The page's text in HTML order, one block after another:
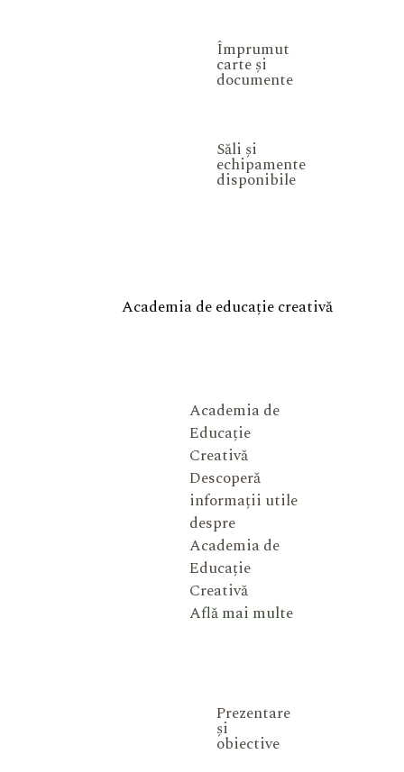
Împrumut
carte și
documente
Săli și
echipamente
disponibile
Academia de educație creativă
Academia de
Educație
Creativă
Descoperă
informații utile
despre
Academia de
Educație
Creativă
Află mai multe
Prezentare
și
obiective